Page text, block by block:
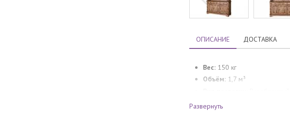
ОПИСАНИЕ ДОСТАВКА
Вес: 150 кг
Объём: 1,7 м³
Развернуть